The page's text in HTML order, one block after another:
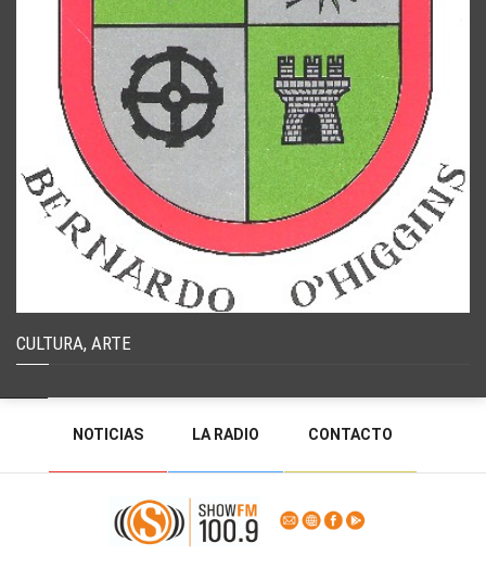
CULTURA, ARTE
NOTICIAS LA RADIO CONTACTO
PROGRAMACIÓN RADIO EN VIVO